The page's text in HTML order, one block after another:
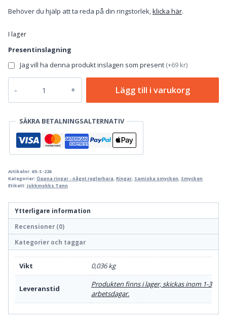
Behöver du hjälp att ta reda på din ringstorlek, klicka här.
I lager
Presentinslagning
Jag vill ha denna produkt inslagen som present (+69 kr)
Giksasuormas
-
reglerbar
silverring
mängd
Lägg till i varukorg
SÄKRA BETALNINGSALTERNATIV
Artikelnr: 65-S-226
Kategorier: Öppna ringar - något reglerbara, Ringar, Samiska smycken, Smycken
Etikett: Jokkmokks Tenn
Ytterligare information
Recensioner (0)
Kategorier och taggar
Vikt 0,036 kg
Leveranstid
Produkten finns i lager, skickas inom 1-3
arbetsdagar.